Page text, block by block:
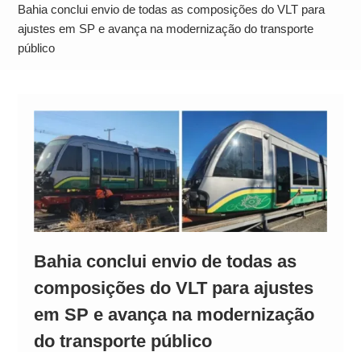
Neymar Chama Santos de “Esquisito” após
Vazamentos e Expõe Dívida de R$ 80 Milhões
Bahia conclui envio de todas as composições do VLT para
ajustes em SP e avança na modernização do transporte
público
Bahia conclui envio de todas as
composições do VLT para ajustes
em SP e avança na modernização
do transporte público